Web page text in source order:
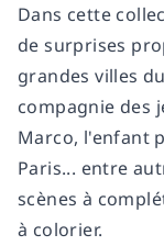
Dans cette
de surprises
grandes villes
compagnie des
Marco, l'enfant
Paris... entre
scènes à
à colorier.